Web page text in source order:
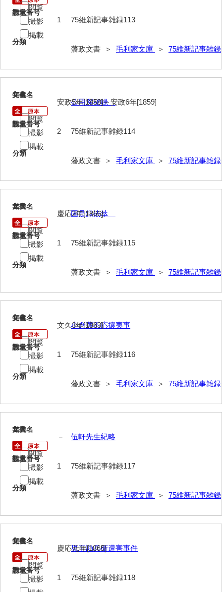
請求番号
75維新記事雑録113
分類
藩政文書 ＞ 毛利家文庫 ＞ 75維新記事雑録
数量
1
閲覧
撮影
掲載
114
文書名
公用深秘録
請求番号
75維新記事雑録114
分類
藩政文書 ＞ 毛利家文庫 ＞ 75維新記事雑録
年代
安政5年[1858]～安政6年[1859]
数量
2
閲覧
撮影
掲載
115
文書名
国是録抜萃
請求番号
75維新記事雑録115
分類
藩政文書 ＞ 毛利家文庫 ＞ 75維新記事雑録
年代
慶応2年[1866]
数量
1
閲覧
撮影
掲載
116
文書名
小倉藩不応攘夷事
請求番号
75維新記事雑録116
分類
藩政文書 ＞ 毛利家文庫 ＞ 75維新記事雑録
年代
文久3年[1863]
数量
1
閲覧
撮影
掲載
117
文書名
伍軒先生紀略
請求番号
75維新記事雑録117
分類
藩政文書 ＞ 毛利家文庫 ＞ 75維新記事雑録
年代
－
数量
1
閲覧
撮影
掲載
118
文書名
児玉勘兵衛遭害事件
請求番号
75維新記事雑録118
年代
慶応元年[1865]
数量
1
閲覧
撮影